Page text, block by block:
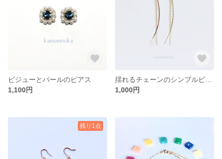
ビジューとパールのピアス
1,100円
1,000円
残り1点